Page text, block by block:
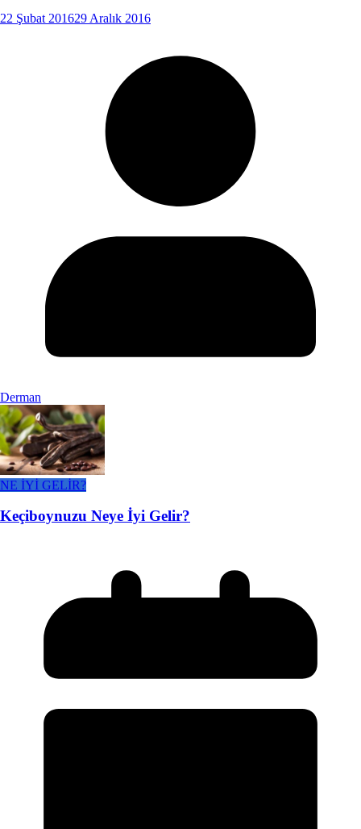
22 Şubat 201629 Aralık 2016
Derman
NE İYİ GELİR?
Keçiboynuzu Neye İyi Gelir?